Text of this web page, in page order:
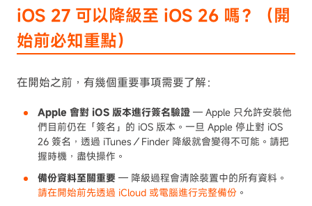
iOS 27 可以降級至 iOS 26 嗎？（開
始前必知重點）
在開始之前，有幾個重要事項需要了解：
Apple 會對 iOS 版本進行簽名驗證 — Apple 只允許安裝他
們目前仍在「簽名」的 iOS 版本。一旦 Apple 停止對 iOS
26 簽名，透過 iTunes／Finder 降級就會變得不可能。請把
握時機，盡快操作。
備份資料至關重要 — 降級過程會清除裝置中的所有資料。
請在開始前先透過 iCloud 或電腦進行完整備份 。